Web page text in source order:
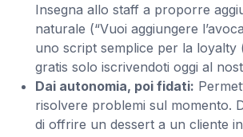
Insegna allo staff a proporre
naturale (“Vuoi aggiungere
uno script semplice per la loyalty
gratis solo iscrivendoti oggi al
Dai autonomia, poi fidati:
risolvere problemi sul momento.
di offrire un dessert a un cliente